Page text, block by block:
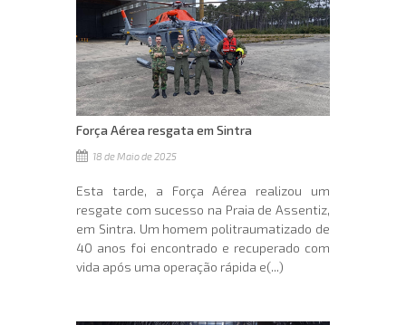
Força Aérea resgata em Sintra
18 de Maio de 2025
Esta tarde, a Força Aérea realizou um
resgate com sucesso na Praia de Assentiz,
em Sintra. Um homem politraumatizado de
40 anos foi encontrado e recuperado com
vida após uma operação rápida e(...)